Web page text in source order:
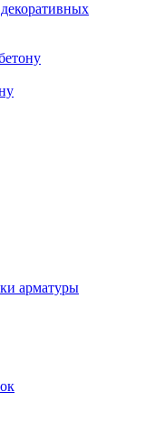
арматуры